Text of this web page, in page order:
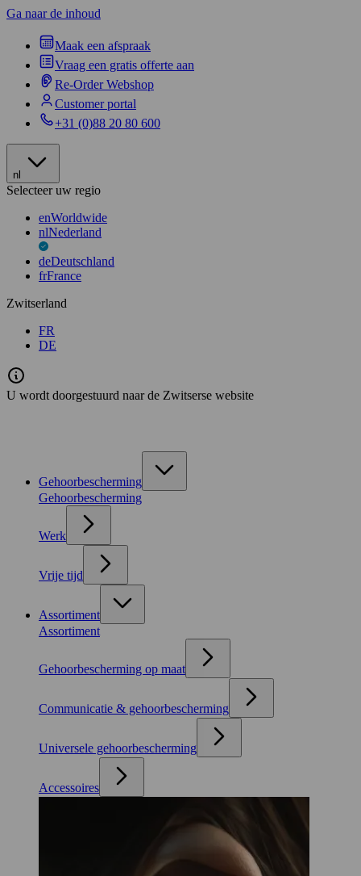
Ga naar de inhoud
Maak een afspraak
Vraag een gratis offerte aan
Re-Order Webshop
Customer portal
+31 (0)88 20 80 600
nl
Selecteer uw regio
enWorldwide
nlNederland
deDeutschland
frFrance
Zwitserland
FR
DE
U wordt doorgestuurd naar de Zwitserse website
Gehoorbescherming
Gehoorbescherming
Werk
Vrije tijd
Assortiment
Assortiment
Gehoorbescherming op maat
Communicatie & gehoorbescherming
Universele gehoorbescherming
Accessoires